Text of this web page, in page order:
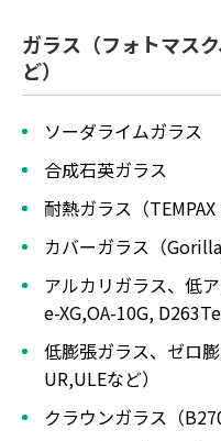
ガラス（フォトマス
ど）
ソーダライムガラス
合成石英ガラス
耐熱ガラス（TEMPAX
カバーガラス（
アルカリガラス、低
e-XG,OA-10G,
低膨張ガラス、ゼロ
UR,ULEなど）
クラウンガラス（